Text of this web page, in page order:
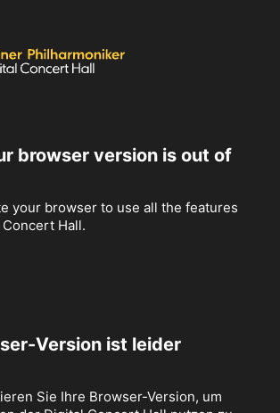
browser version is out of
your browser to use all the features
Hall.
Version ist leider
Sie Ihre Browser-Version, um